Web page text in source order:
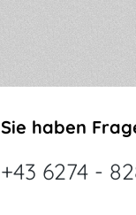
Sie haben
+43 6274 -